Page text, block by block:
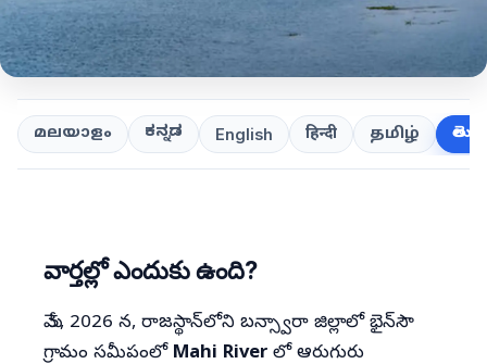
മലയാളം ಕನ್ನಡ English हिन्दी தமிழ்
వార్తల్లో ఎందుకు ఉంది?
మే 5, 2026 న, రాజస్థాన్‌లోని బన్స్వారా జిల్లాలో భైన్‌సౌ
గ్రామం సమీపంలో Mahi River లో ఆరుగురు